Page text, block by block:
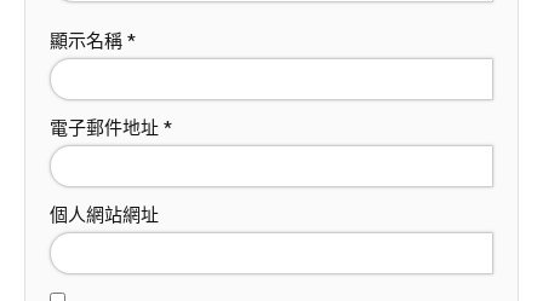
顯示名稱 *
電子郵件地址 *
個人網站網址